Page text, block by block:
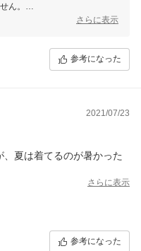
ん。
ー消費量を増やす機能性下着
過ぎますとくるくるなりやす
さらに表示
参考になった
2021/07/23
夏は着てるのが暑かった
さらに表示
参考になった